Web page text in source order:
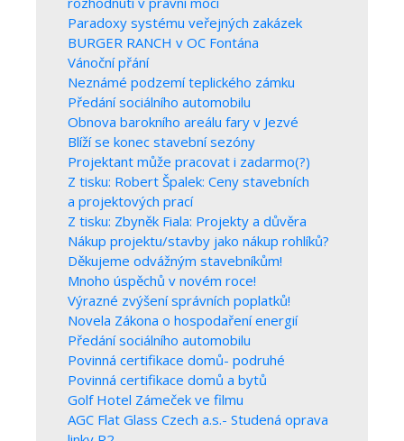
Paradoxy systému veřejných zakázek
BURGER RANCH v OC Fontána
Vánoční přání
Neznámé podzemí teplického zámku
Předání sociálního automobilu
Obnova barokního areálu fary v Jezvé
Blíží se konec stavební sezóny
Projektant může pracovat i zadarmo(?)
Z tisku: Robert Špalek: Ceny stavebních
a projektových prací
Z tisku: Zbyněk Fiala: Projekty a důvěra
Nákup projektu/stavby jako nákup rohlíků?
Děkujeme odvážným stavebníkům!
Mnoho úspěchů v novém roce!
Výrazné zvýšení správních poplatků!
Novela Zákona o hospodaření energií
Předání sociálního automobilu
Povinná certifikace domů- podruhé
Povinná certifikace domů a bytů
Golf Hotel Zámeček ve filmu
AGC Flat Glass Czech a.s.- Studená oprava